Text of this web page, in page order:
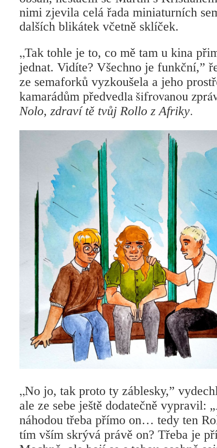
nimi zjevila celá řada miniaturních
dalších blikátek včetně sklíček.
„Tak tohle je to, co mě tam u kina
jednat. Vidíte? Všechno je funkční,”
ze semaforků vyzkoušela a jeho
kamarádům předvedla šifrovanou
Nolo, zdraví tě tvůj Rollo z Afriky.
„No jo, tak proto ty záblesky,”
ale ze sebe ještě dodatečně vypravil:
náhodou třeba přímo on… tedy ten
tím vším skrývá právě on? Třeba je